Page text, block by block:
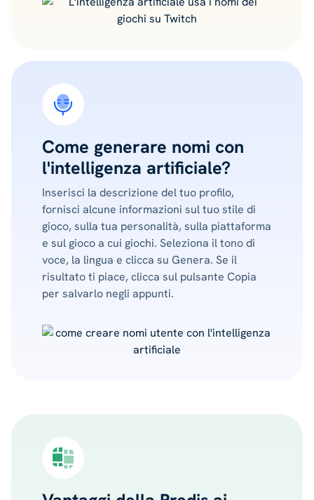
Come generare nomi con
l'intelligenza artificiale?
Inserisci la descrizione del tuo profilo,
fornisci alcune informazioni sul tuo stile di
gioco, sulla tua personalità, sulla piattaforma
e sul gioco a cui giochi. Seleziona il tono di
voce, la lingua e clicca su Genera. Se il
risultato ti piace, clicca sul pulsante Copia
per salvarlo negli appunti.